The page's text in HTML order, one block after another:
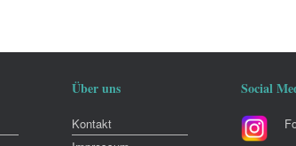
Über uns
Kontakt
Social